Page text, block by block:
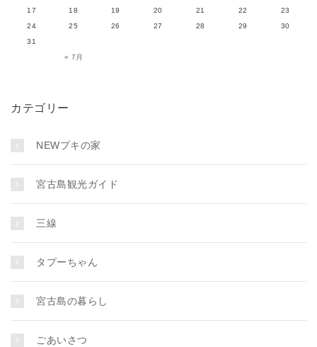
« 7月
17
18 19 20 21 22
23
24
25 26 27 28 29
30
31
カテゴリー
NEWプキの家
宮古島観光ガイド
三線
タプーちゃん
宮古島の暮らし
ごあいさつ